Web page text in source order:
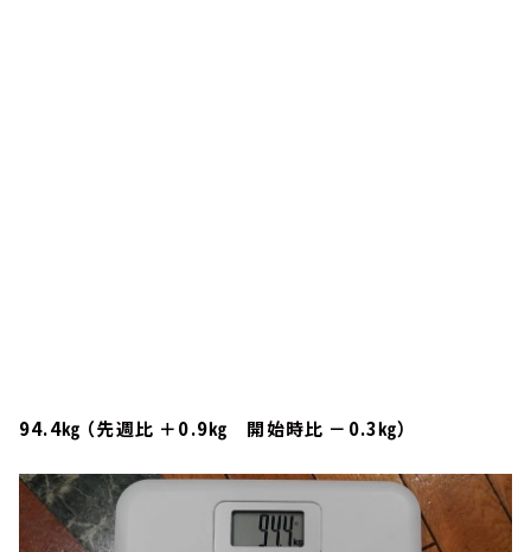
94.4㎏ （先週比 ＋0.9㎏ 開始時比 －0.3㎏）